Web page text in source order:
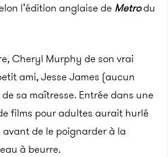
l’édition anglaise de Metrodu
Cheryl Murphy de son vrai
ami, Jesse James (aucun
sa maîtresse. Entrée dans une
films pour adultes aurait hurlé
de le poignarder à la
à beurre.